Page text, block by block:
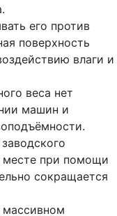
его против
поверхность
влаги и
веса нет
машин и
месте при помощи
сокращается
массивном